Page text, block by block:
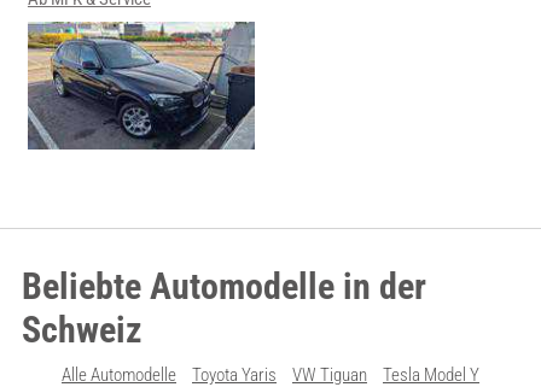
Beliebte Automodelle in der
Schweiz
Alle Automodelle Toyota Yaris VW Tiguan
Tesla Model Y